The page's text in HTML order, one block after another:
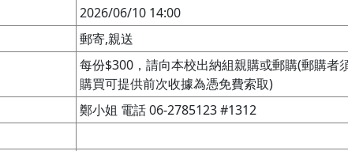
2026/06/10 14:00
郵寄,親送
每份$300，請向本校出納組親購或郵購(郵購者
購買可提供前次收據為憑免費索取)
鄭小姐 電話 06-2785123 #1312